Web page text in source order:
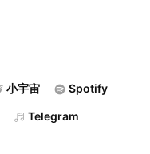
小宇宙 Spotify
Telegram